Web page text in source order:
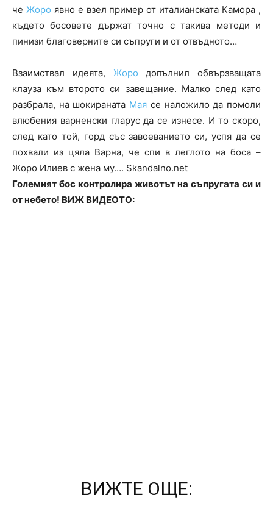
че Жоро явно е взел пример от италианската Камора ,
където босовете държат точно с такива методи и
пинизи благоверните си съпруги и от отвъдното…
Взаимствал идеята, Жоро допълнил обвързващата
клауза към второто си завещание. Малко след като
разбрала, на шокираната Мая се наложило да помоли
влюбения варненски гларус да се изнесе. И то скоро,
след като той, горд със завоеванието си, успя да се
похвали из цяла Варна, че спи в леглото на боса –
Жоро Илиев с жена му…. Skandalno.net
Големият бос контролира животът на съпругата си и
от небето! ВИЖ ВИДЕОТО:
ВИЖТЕ ОЩЕ: